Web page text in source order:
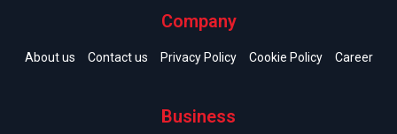
Company
About us Contact us Privacy Policy Cookie Policy Career
Business